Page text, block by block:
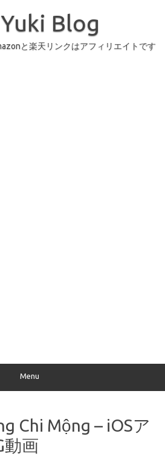
Blog
と楽天リンクはアフィリエイトです
Menu
Chi Mộng – iOSア
動画